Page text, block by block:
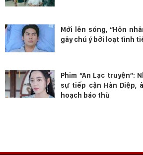
Mới lên sóng, “Hôn
gây chú ý bởi loạt tình
Phim “An Lạc truyện”:
sự tiếp cận Hàn Diệp,
hoạch báo thù